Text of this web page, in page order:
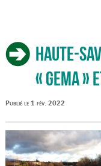
Haute-
« GEMA »
Publié le 1 fév. 2022